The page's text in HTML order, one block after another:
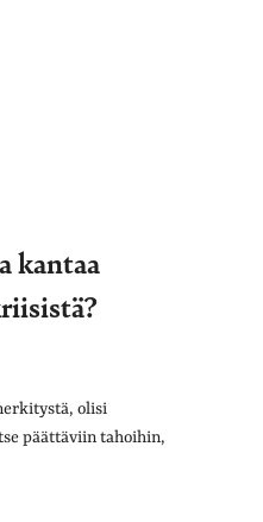
kantaa
olisi
päättäviin tahoihin,